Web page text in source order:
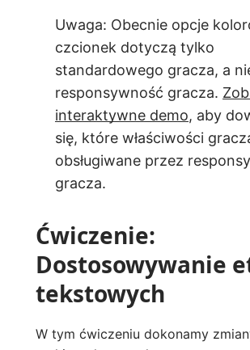
Uwaga: Obecnie opcje
czcionek dotyczą tylko
standardowego gracza, a
responsywność gracza.
interaktywne demo, aby
się, które właściwości
obsługiwane przez
gracza.
Ćwiczenie:
Dostosowywanie
tekstowych
W tym ćwiczeniu dokonamy